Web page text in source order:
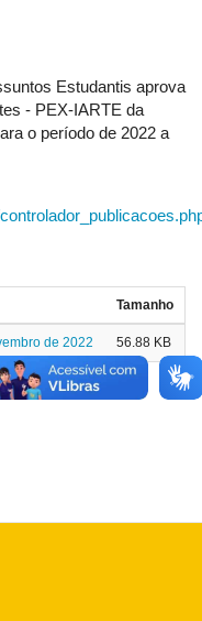
Estudantis aprova
- PEX-IARTE da
o período de 2022 a
Tamanho
de 2022 56.88 KB